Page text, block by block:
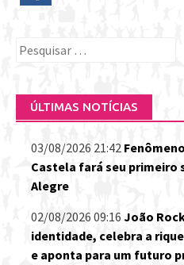
Pesquisar
ÚLTIMAS NOTÍCIAS
03/08/2026 21:42
Castela fará seu primeiro
Alegre
02/08/2026 09:16 João
identidade, celebra a
e aponta para um futuro